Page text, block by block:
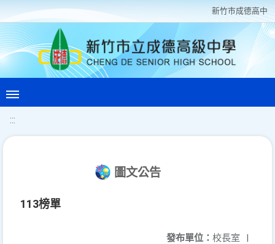
新竹巿成德高中
:::
圖文公告
113榜單
發布單位： 校長室 |